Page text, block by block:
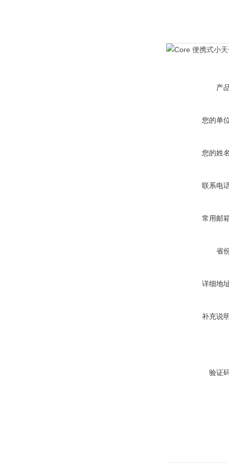
产
您的单
您的姓
联系电
常用邮
省
详细地
补充说
验证